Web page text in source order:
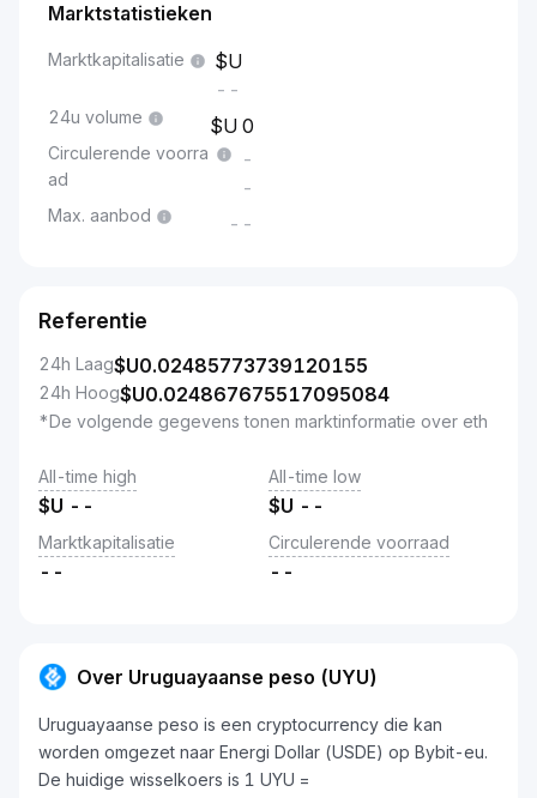
Marktstatistieken
Marktkapitalisatie
--
24u volume 0
Circulerende voorra
ad
-
-
Max. aanbod --
Referentie
24h Laag$U0.02485773739120155
24h Hoog$U0.024867675517095084
*De volgende gegevens tonen marktinformatie over eth
All-time high
$U --
All-time low
$U --
Marktkapitalisatie
--
Circulerende voorraad
--
Over Uruguayaanse peso (UYU)
Uruguayaanse peso is een cryptocurrency die kan
worden omgezet naar Energi Dollar (USDE) op Bybit-eu.
De huidige wisselkoers is 1 UYU =